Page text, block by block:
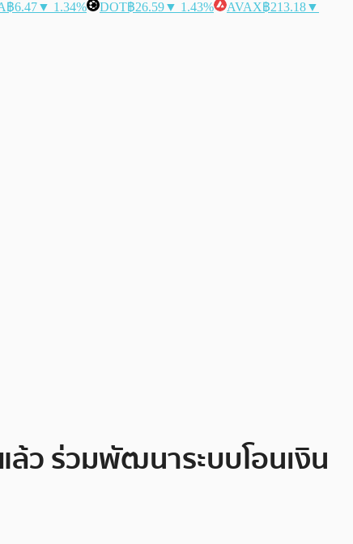
฿6.47▼ 1.34% DOT฿26.59▼ 1.43% AVAX฿213.18▼
ว ร่วมพัฒนาระบบโอนเงิน